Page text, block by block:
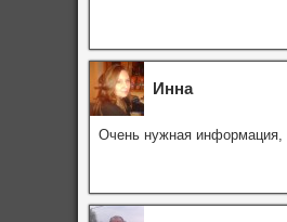
Инна
Очень нужная информация,